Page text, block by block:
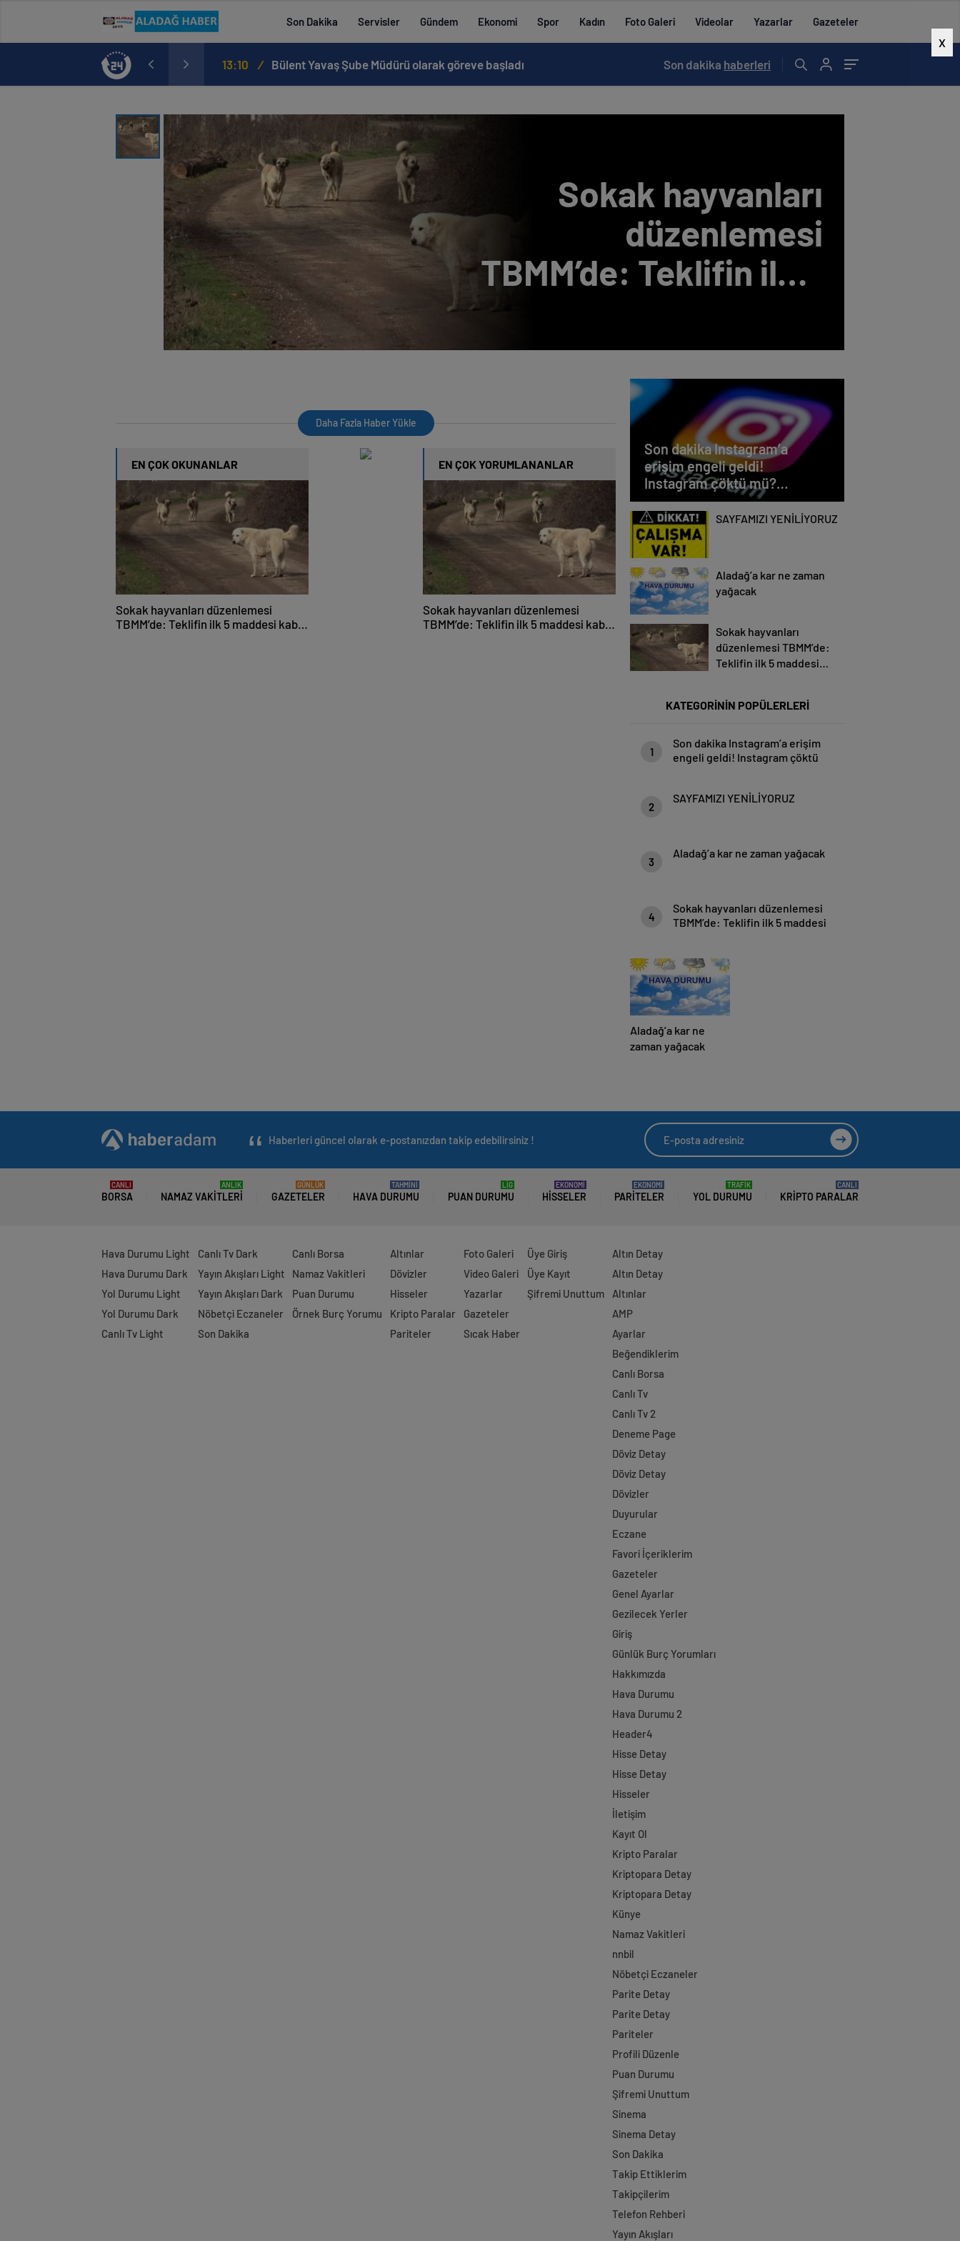
Son Dakika Servisler Gündem Ekonomi Spor Kadın Foto Galeri Videolar Yazarlar Gazeteler
AK PARTİ ALADAĞ TEŞKİLATINDAN BAŞKAN MUSTAFA ÖZKAN’A HAYIRLI OLSUN ZİYARETİ 13:10 / Bülent Yavaş Şube Müdürü olarak göreve başladı 14:21 / KAYMAKAM KURDU’DAN VEDA MESAJI
Son dakika haberleri
X
Sokak hayvanları
düzenlemesi
TBMM’de: Teklifin ilk 5
Daha Fazla Haber Yükle
EN ÇOK OKUNANLAR
Sokak hayvanları düzenlemesi
TBMM’de: Teklifin ilk 5 maddesi kabul
EN ÇOK YORUMLANANLAR
Sokak hayvanları düzenlemesi
TBMM’de: Teklifin ilk 5 maddesi kabul
Son dakika Instagram’a
erişim engeli geldi!
Instagram çöktü mü?
Instagram’a erişim
sağlanamıyor…SAYFAMIZI YENİLİYORUZ
Aladağ’a kar ne zaman
yağacak
Sokak hayvanları
düzenlemesi TBMM’de:
Teklifin ilk 5 maddesi
KATEGORİNİN POPÜLERLERİ
1
Son dakika Instagram’a erişim
engeli geldi! Instagram çöktü
2
SAYFAMIZI YENİLİYORUZ
3
Aladağ’a kar ne zaman yağacak
4
Sokak hayvanları düzenlemesi
TBMM’de: Teklifin ilk 5 maddesi
Aladağ’a kar ne
zaman yağacak
Haberleri güncel olarak e-postanızdan takip edebilirsiniz !
BORSA
CANLI
NAMAZ VAKITLERI
ANLIK
GAZETELER
GÜNLÜK
HAVA DURUMU
TAHMİNİ
PUAN DURUMU
LİG
HISSELER
EKONOMİ
PARITELER
EKONOMİ
YOL DURUMU
TRAFİK
KRIPTO PARALAR
CANLI
Hava Durumu Light
Hava Durumu Dark
Yol Durumu Light
Yol Durumu Dark
Canlı Tv Light
Canlı Tv Dark
Yayın Akışları Light
Yayın Akışları Dark
Nöbetçi Eczaneler
Son Dakika
Canlı Borsa
Namaz Vakitleri
Puan Durumu
Örnek Burç Yorumu
Altınlar
Dövizler
Hisseler
Kripto Paralar
Pariteler
Foto Galeri
Video Galeri
Yazarlar
Gazeteler
Sıcak Haber
Üye Giriş
Üye Kayıt
Şifremi Unuttum
Altın Detay
Altın Detay
Altınlar
AMP
Ayarlar
Beğendiklerim
Canlı Borsa
Canlı Tv
Canlı Tv 2
Deneme Page
Döviz Detay
Döviz Detay
Dövizler
Duyurular
Eczane
Favori İçeriklerim
Gazeteler
Genel Ayarlar
Gezilecek Yerler
Giriş
Günlük Burç Yorumları
Hakkımızda
Hava Durumu
Hava Durumu 2
Header4
Hisse Detay
Hisse Detay
Hisseler
İletişim
Kayıt Ol
Kripto Paralar
Kriptopara Detay
Kriptopara Detay
Künye
Namaz Vakitleri
nnbil
Nöbetçi Eczaneler
Parite Detay
Parite Detay
Pariteler
Profili Düzenle
Puan Durumu
Şifremi Unuttum
Sinema
Sinema Detay
Son Dakika
Takip Ettiklerim
Takipçilerim
Telefon Rehberi
Yayın Akışları